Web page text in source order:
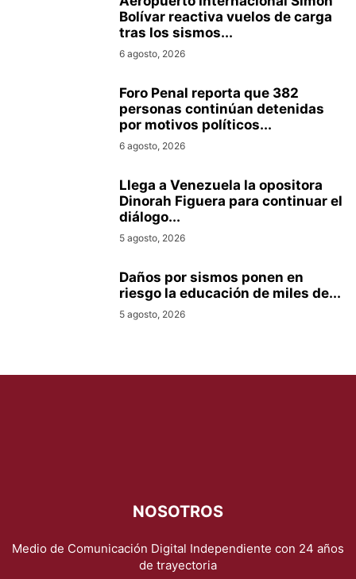
Bolívar reactiva vuelos de carga
tras los sismos...
6 agosto, 2026
Foro Penal reporta que 382
personas continúan detenidas
por motivos políticos...
6 agosto, 2026
Llega a Venezuela la opositora
Dinorah Figuera para continuar el
diálogo...
5 agosto, 2026
Daños por sismos ponen en
riesgo la educación de miles de...
5 agosto, 2026
NOSOTROS
Medio de Comunicación Digital Independiente con 24 años
de trayectoria